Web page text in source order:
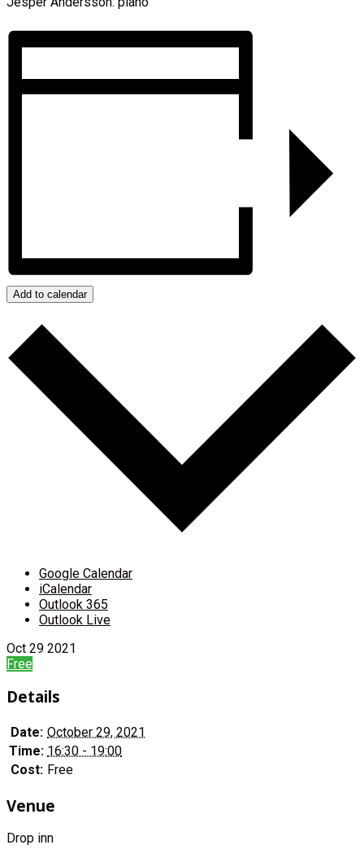
Add to calendar
Google Calendar
iCalendar
Outlook 365
Outlook Live
Oct 29 2021
Free
Details
Date: October 29, 2021
Time: 16:30 - 19:00
Cost: Free
Venue
Drop inn